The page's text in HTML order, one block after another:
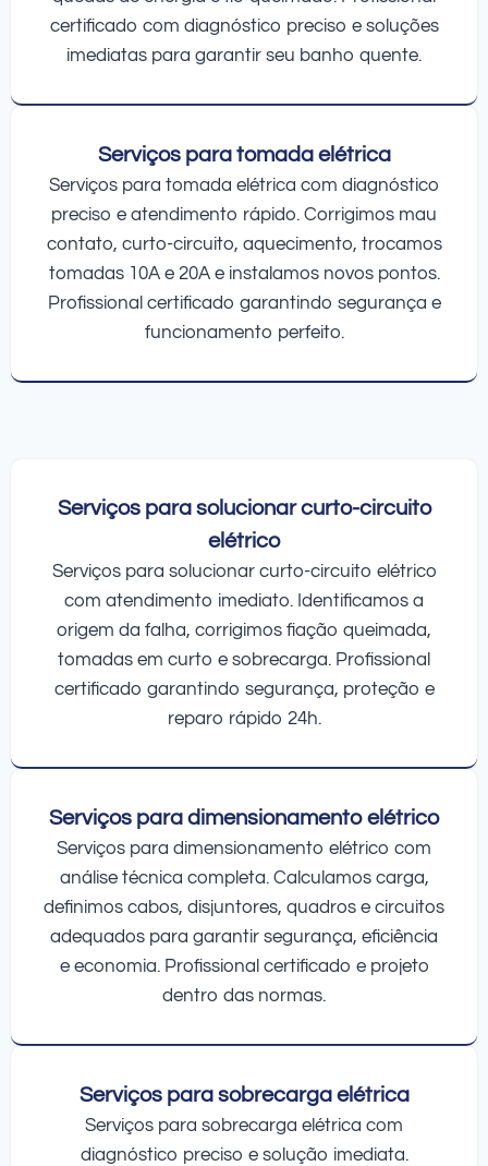
certificado com diagnóstico preciso e soluções
imediatas para garantir seu banho quente.
Serviços para tomada elétrica
Serviços para tomada elétrica com diagnóstico
preciso e atendimento rápido. Corrigimos mau
contato, curto-circuito, aquecimento, trocamos
tomadas 10A e 20A e instalamos novos pontos.
Profissional certificado garantindo segurança e
funcionamento perfeito.
Serviços para solucionar curto-circuito
elétrico
Serviços para solucionar curto-circuito elétrico
com atendimento imediato. Identificamos a
origem da falha, corrigimos fiação queimada,
tomadas em curto e sobrecarga. Profissional
certificado garantindo segurança, proteção e
reparo rápido 24h.
Serviços para dimensionamento elétrico
Serviços para dimensionamento elétrico com
análise técnica completa. Calculamos carga,
definimos cabos, disjuntores, quadros e circuitos
adequados para garantir segurança, eficiência
e economia. Profissional certificado e projeto
dentro das normas.
Serviços para sobrecarga elétrica
Serviços para sobrecarga elétrica com
diagnóstico preciso e solução imediata.